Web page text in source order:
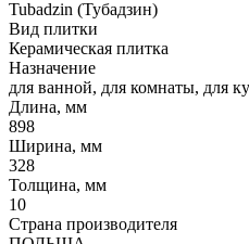
Tubadzin (Тубадзин)
Вид плитки
Керамическая плитка
Назначение
для ванной, для комнаты, для
Длина, мм
898
Ширина, мм
328
Толщина, мм
10
Страна производителя